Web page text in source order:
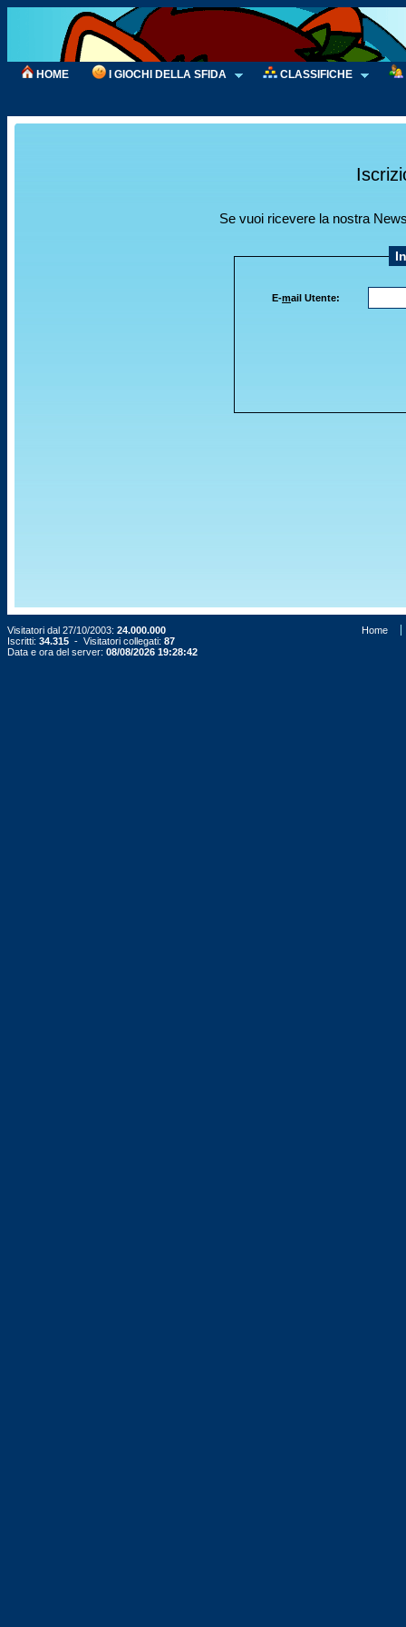
HOME I GIOCHI DELLA SFIDA CLASSIFICHE
Se vuoi ricevere la nostra
E-mail Utente:
Visitatori dal 27/10/2003: 24.000.000
Iscritti: 34.315 - Visitatori collegati: 87
Data e ora del server: 08/08/2026 19:28:42
Home